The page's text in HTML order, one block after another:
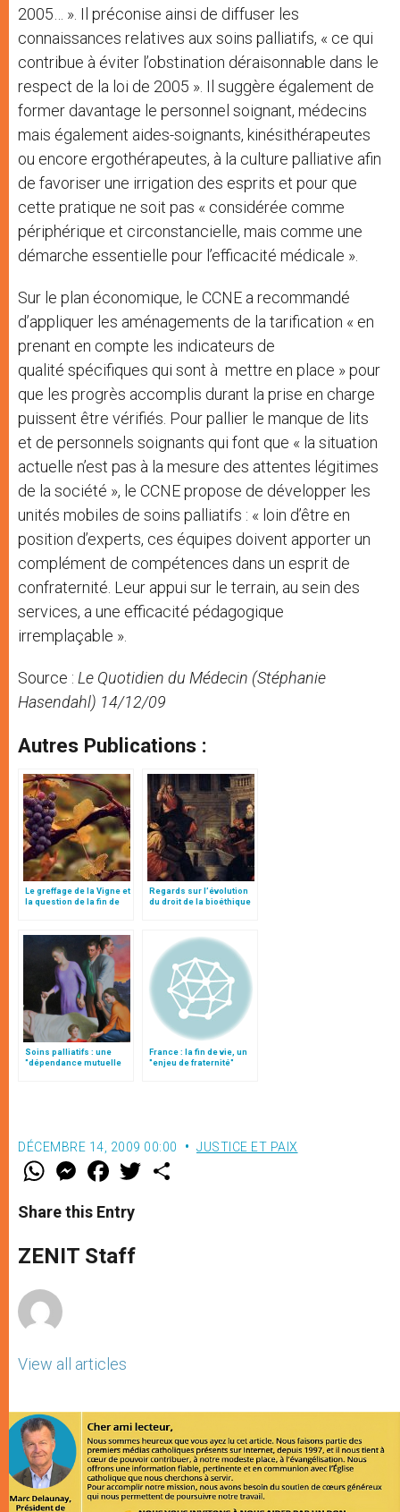
2005… ». Il préconise ainsi de diffuser les
connaissances relatives aux soins palliatifs, « ce qui
contribue à éviter l’obstination déraisonnable dans le
respect de la loi de 2005 ». Il suggère également de
former davantage le personnel soignant, médecins
mais également aides-soignants, kinésithérapeutes
ou encore ergothérapeutes, à la culture palliative afin
de favoriser une irrigation des esprits et pour que
cette pratique ne soit pas « considérée comme
périphérique et circonstancielle, mais comme une
démarche essentielle pour l’efficacité médicale ».
Sur le plan économique, le CCNE a recommandé
d’appliquer les aménagements de la tarification « en
prenant en compte les indicateurs de
qualité spécifiques qui sont à mettre en place » pour
que les progrès accomplis durant la prise en charge
puissent être vérifiés. Pour pallier le manque de lits
et de personnels soignants qui font que « la situation
actuelle n’est pas à la mesure des attentes légitimes
de la société », le CCNE propose de développer les
unités mobiles de soins palliatifs : « loin d’être en
position d’experts, ces équipes doivent apporter un
complément de compétences dans un esprit de
confraternité. Leur appui sur le terrain, au sein des
services, a une efficacité pédagogique
irremplaçable ».
Source : Le Quotidien du Médecin (Stéphanie
Hasendahl) 14/12/09
Autres Publications :
Le greffage de la Vigne et
la question de la fin de
Regards sur l’évolution
du droit de la bioéthique
Soins palliatifs : une
"dépendance mutuelle
France : la fin de vie, un
"enjeu de fraternité"
DÉCEMBRE 14, 2009 00:00 JUSTICE ET PAIX
W
t
s
p
p
M
e
s
e
g
e
F
a
e
b
o
k
w
Share this Entry
ZENIT Staff
View all articles